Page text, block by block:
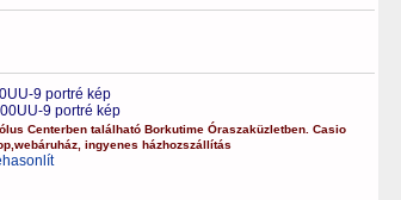
9 portré kép
Centerbentalálható Borkutime Óraszaküzletben. Casio
, webáruház, ingyenes házhozszállítás